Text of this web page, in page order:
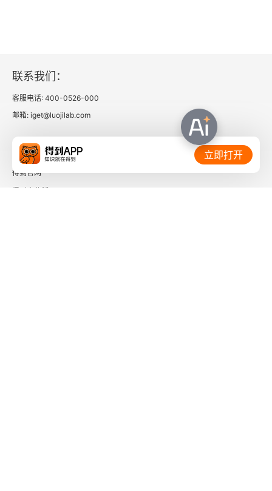
联系我们：
客服电话: 400-0526-000
邮箱: iget@luojilab.com
相关链接：
得到官网
立即打开